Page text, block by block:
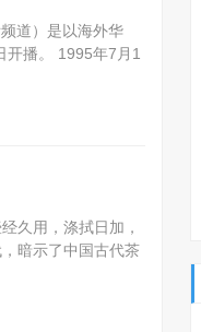
道）是以海外华
开播。 1995年7月1
久用，涤拭日加，
暗示了中国古代茶